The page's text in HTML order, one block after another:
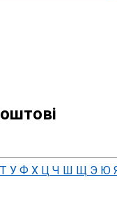
Т У Ф Х Ц Ч Ш Щ Э Ю